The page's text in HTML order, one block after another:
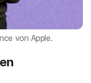
von Apple.